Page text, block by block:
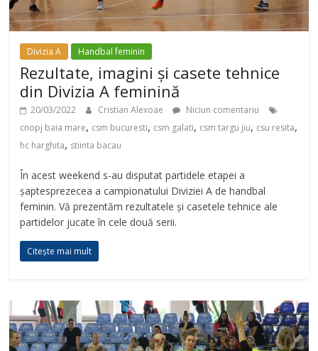
Divizia A Handbal feminin
Rezultate, imagini și casete tehnice
din Divizia A feminină
20/03/2022 Cristian Alexoae
Niciun comentariu
cnopj baia mare, csm bucuresti, csm galati, csm targu jiu, csu resita,
hc harghita, stiinta bacau
În acest weekend s-au disputat partidele etapei a
șaptesprezecea a campionatului Diviziei A de handbal
feminin. Vă prezentăm rezultatele și casetele tehnice ale
partidelor jucate în cele două serii.
Citește mai mult